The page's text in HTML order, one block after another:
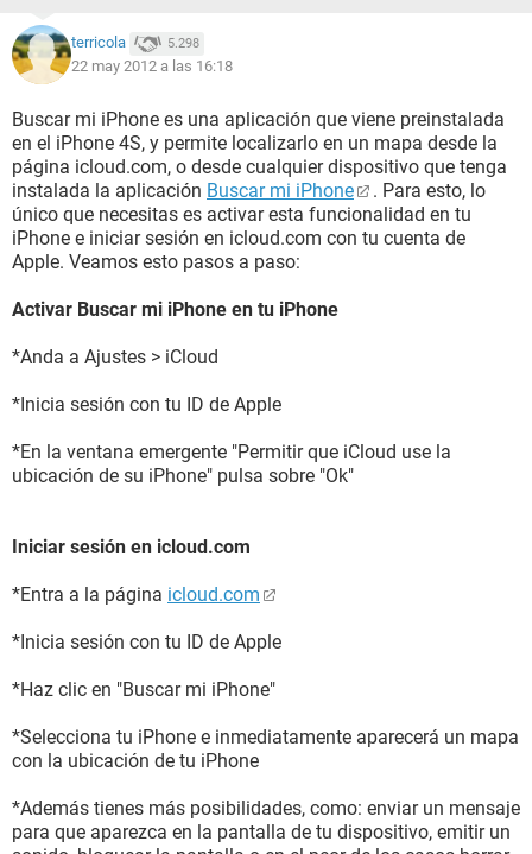
terricola 5.298
22 may 2012 a las 16:18
Buscar mi iPhone es una aplicación que viene preinstalada
en el iPhone 4S, y permite localizarlo en un mapa desde la
página icloud.com, o desde cualquier dispositivo que tenga
instalada la aplicación Buscar mi iPhone
. Para esto, lo
único que necesitas es activar esta funcionalidad en tu
iPhone e iniciar sesión en icloud.com con tu cuenta de
Apple. Veamos esto pasos a paso:
Activar Buscar mi iPhone en tu iPhone
*Anda a Ajustes > iCloud
*Inicia sesión con tu ID de Apple
*En la ventana emergente "Permitir que iCloud use la
ubicación de su iPhone" pulsa sobre "Ok"
Iniciar sesión en icloud.com
*Entra a la página icloud.com
*Inicia sesión con tu ID de Apple
*Haz clic en "Buscar mi iPhone"
*Selecciona tu iPhone e inmediatamente aparecerá un mapa
con la ubicación de tu iPhone
*Además tienes más posibilidades, como: enviar un mensaje
para que aparezca en la pantalla de tu dispositivo, emitir un